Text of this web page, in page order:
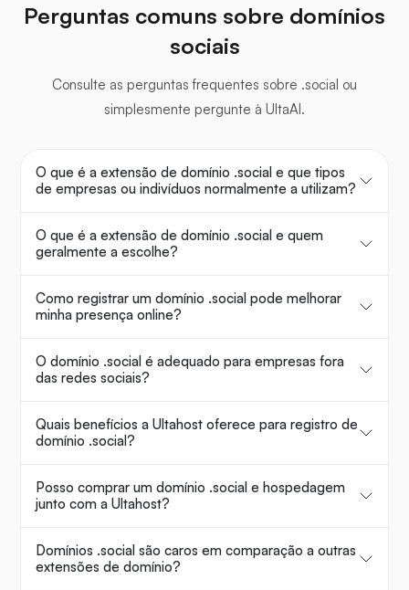
Perguntas comuns sobre domínios
sociais
Consulte as perguntas frequentes sobre .social ou
simplesmente pergunte à UltaAI.
O que é a extensão de domínio .social e que tipos
de empresas ou indivíduos normalmente a utilizam?
O que é a extensão de domínio .social e quem
geralmente a escolhe?
Como registrar um domínio .social pode melhorar
minha presença online?
O domínio .social é adequado para empresas fora
das redes sociais?
Quais benefícios a Ultahost oferece para registro de
domínio .social?
Posso comprar um domínio .social e hospedagem
junto com a Ultahost?
Domínios .social são caros em comparação a outras
extensões de domínio?